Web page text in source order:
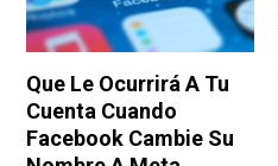
Que Le Ocurrirá A Tu
Cuenta Cuando
Facebook Cambie Su